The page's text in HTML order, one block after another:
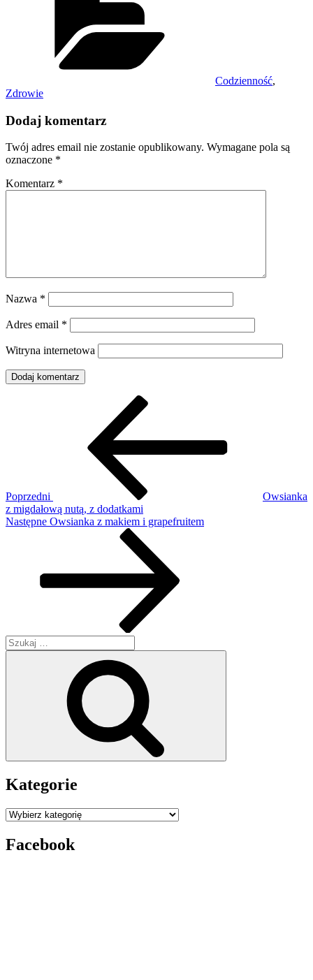
Codzienność,
Zdrowie
Dodaj komentarz
Twój adres email nie zostanie opublikowany. Wymagane pola są
oznaczone *
Komentarz *
Nazwa *
Adres email *
Witryna internetowa
Poprzedni
Owsianka
z migdałową nutą, z dodatkami
Następny
Następne Owsianka z makiem i grapefruitem
Szukaj:
Kategorie
Kategorie
Facebook